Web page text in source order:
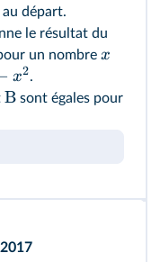
au départ.
le résultat du
un nombre x
x2.
B sont égales pour